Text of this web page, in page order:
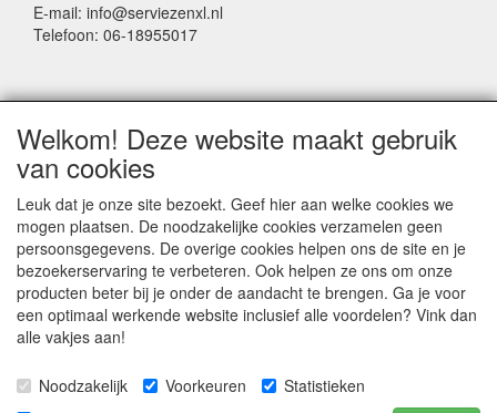
E-mail: info@serviezenxl.nl
Telefoon: 06-18955017
Voornaam
Achternaam
E-mail
Welkom! Deze website maakt gebruik
van cookies
Leuk dat je onze site bezoekt. Geef hier aan welke cookies we
mogen plaatsen. De noodzakelijke cookies verzamelen geen
persoonsgegevens. De overige cookies helpen ons de site en je
bezoekerservaring te verbeteren. Ook helpen ze ons om onze
producten beter bij je onder de aandacht te brengen. Ga je voor
een optimaal werkende website inclusief alle voordelen? Vink dan
alle vakjes aan!
Noodzakelijk Voorkeuren
Statistieken